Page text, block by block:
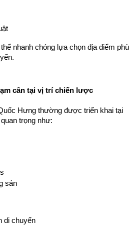
nhanh chóng lựa chọn địa điểm phù
cân tại vị trí chiến lược
Hưng thường được triển khai tại
trọng như:
sản
di chuyển